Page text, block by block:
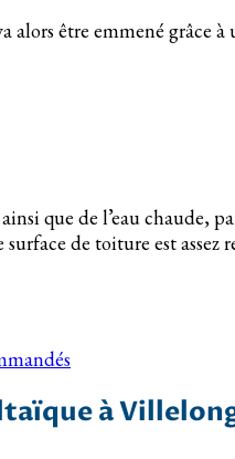
être emmené grâce à
que de l’eau chaude,
de toiture est assez
à